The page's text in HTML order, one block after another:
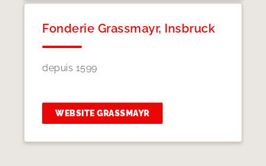
Fonderie Grassmayr, Insbruck
depuis 1599
WEBSITE GRASSMAYR